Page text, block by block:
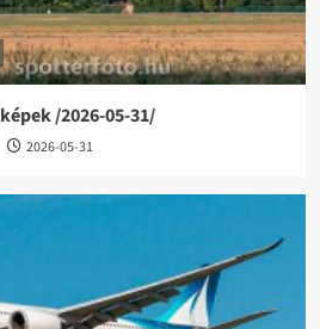
/2026-05-31/
2026-05-31